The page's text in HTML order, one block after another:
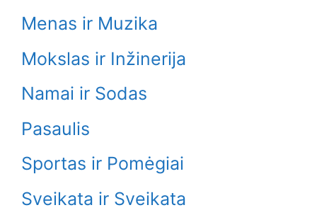
Menas ir Muzika
Mokslas ir Inžinerija
Namai ir Sodas
Pasaulis
Sportas ir Pomėgiai
Sveikata ir Sveikata